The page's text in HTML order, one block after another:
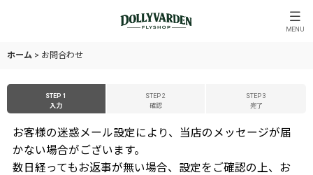
MENU
ホーム > お問合わせ
STEP 1
入力
STEP 2
確認
STEP 3
完了
お客様の迷惑メール設定により、当店のメッセージが届
かない場合がございます。
数日経ってもお返事が無い場合、設定をご確認の上、お